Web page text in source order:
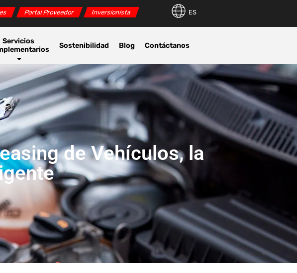
Portal Proveedor Inversionista ES
Servicios
Sostenibilidad Blog Contáctanos
de Vehículos, la